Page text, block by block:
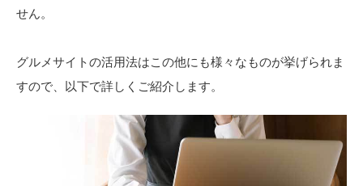
せん。
グルメサイトの活用法はこの他にも様々なものが挙げられま
すので、以下で詳しくご紹介します。